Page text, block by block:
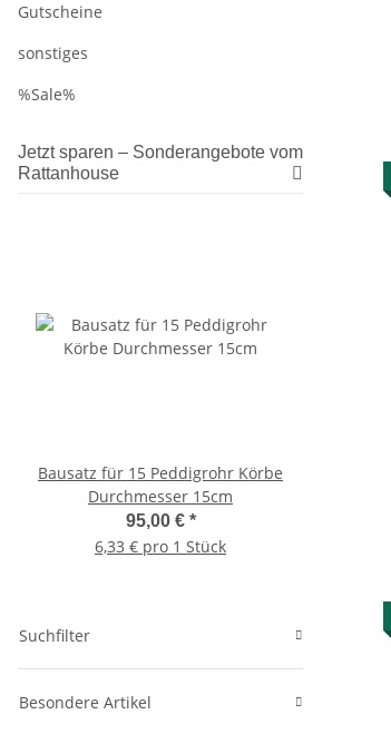
Gutscheine
sonstiges
%Sale%
Jetzt sparen – Sonderangebote vom
Rattanhouse
Bausatz für 15 Peddigrohr Körbe
Durchmesser 15cm
95,00 € *
6,33 € pro 1 Stück
Suchfilter
Besondere Artikel